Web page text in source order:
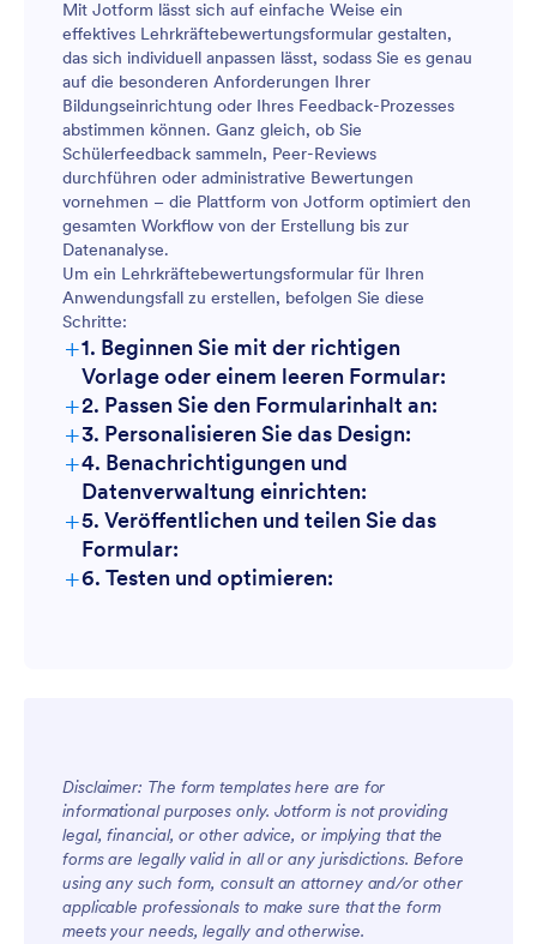
Mit Jotform lässt sich auf einfache Weise ein
effektives Lehrkräftebewertungsformular gestalten,
das sich individuell anpassen lässt, sodass Sie es genau
auf die besonderen Anforderungen Ihrer
Bildungseinrichtung oder Ihres Feedback-Prozesses
abstimmen können. Ganz gleich, ob Sie
Schülerfeedback sammeln, Peer-Reviews
durchführen oder administrative Bewertungen
vornehmen – die Plattform von Jotform optimiert den
gesamten Workflow von der Erstellung bis zur
Datenanalyse.
Um ein Lehrkräftebewertungsformular für Ihren
Anwendungsfall zu erstellen, befolgen Sie diese
Schritte:
+1. Beginnen Sie mit der richtigen
Vorlage oder einem leeren Formular:
+2. Passen Sie den Formularinhalt an:
+3. Personalisieren Sie das Design:
+4. Benachrichtigungen und
Datenverwaltung einrichten:
+5. Veröffentlichen und teilen Sie das
Formular:
+6. Testen und optimieren:
Disclaimer: The form templates here are for
informational purposes only. Jotform is not providing
legal, financial, or other advice, or implying that the
forms are legally valid in all or any jurisdictions. Before
using any such form, consult an attorney and/or other
applicable professionals to make sure that the form
meets your needs, legally and otherwise.